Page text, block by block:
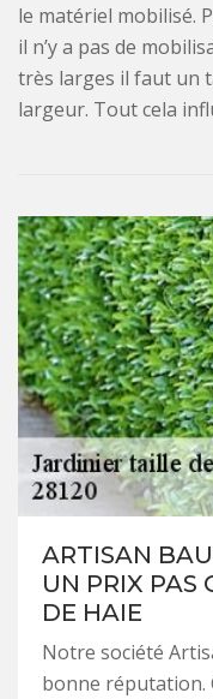
le matériel mobilisé.
il n’y a pas de
très larges il faut un
largeur. Tout cela
ARTISAN
UN PRIX PAS
DE HAIE
Notre société
bonne réputation.